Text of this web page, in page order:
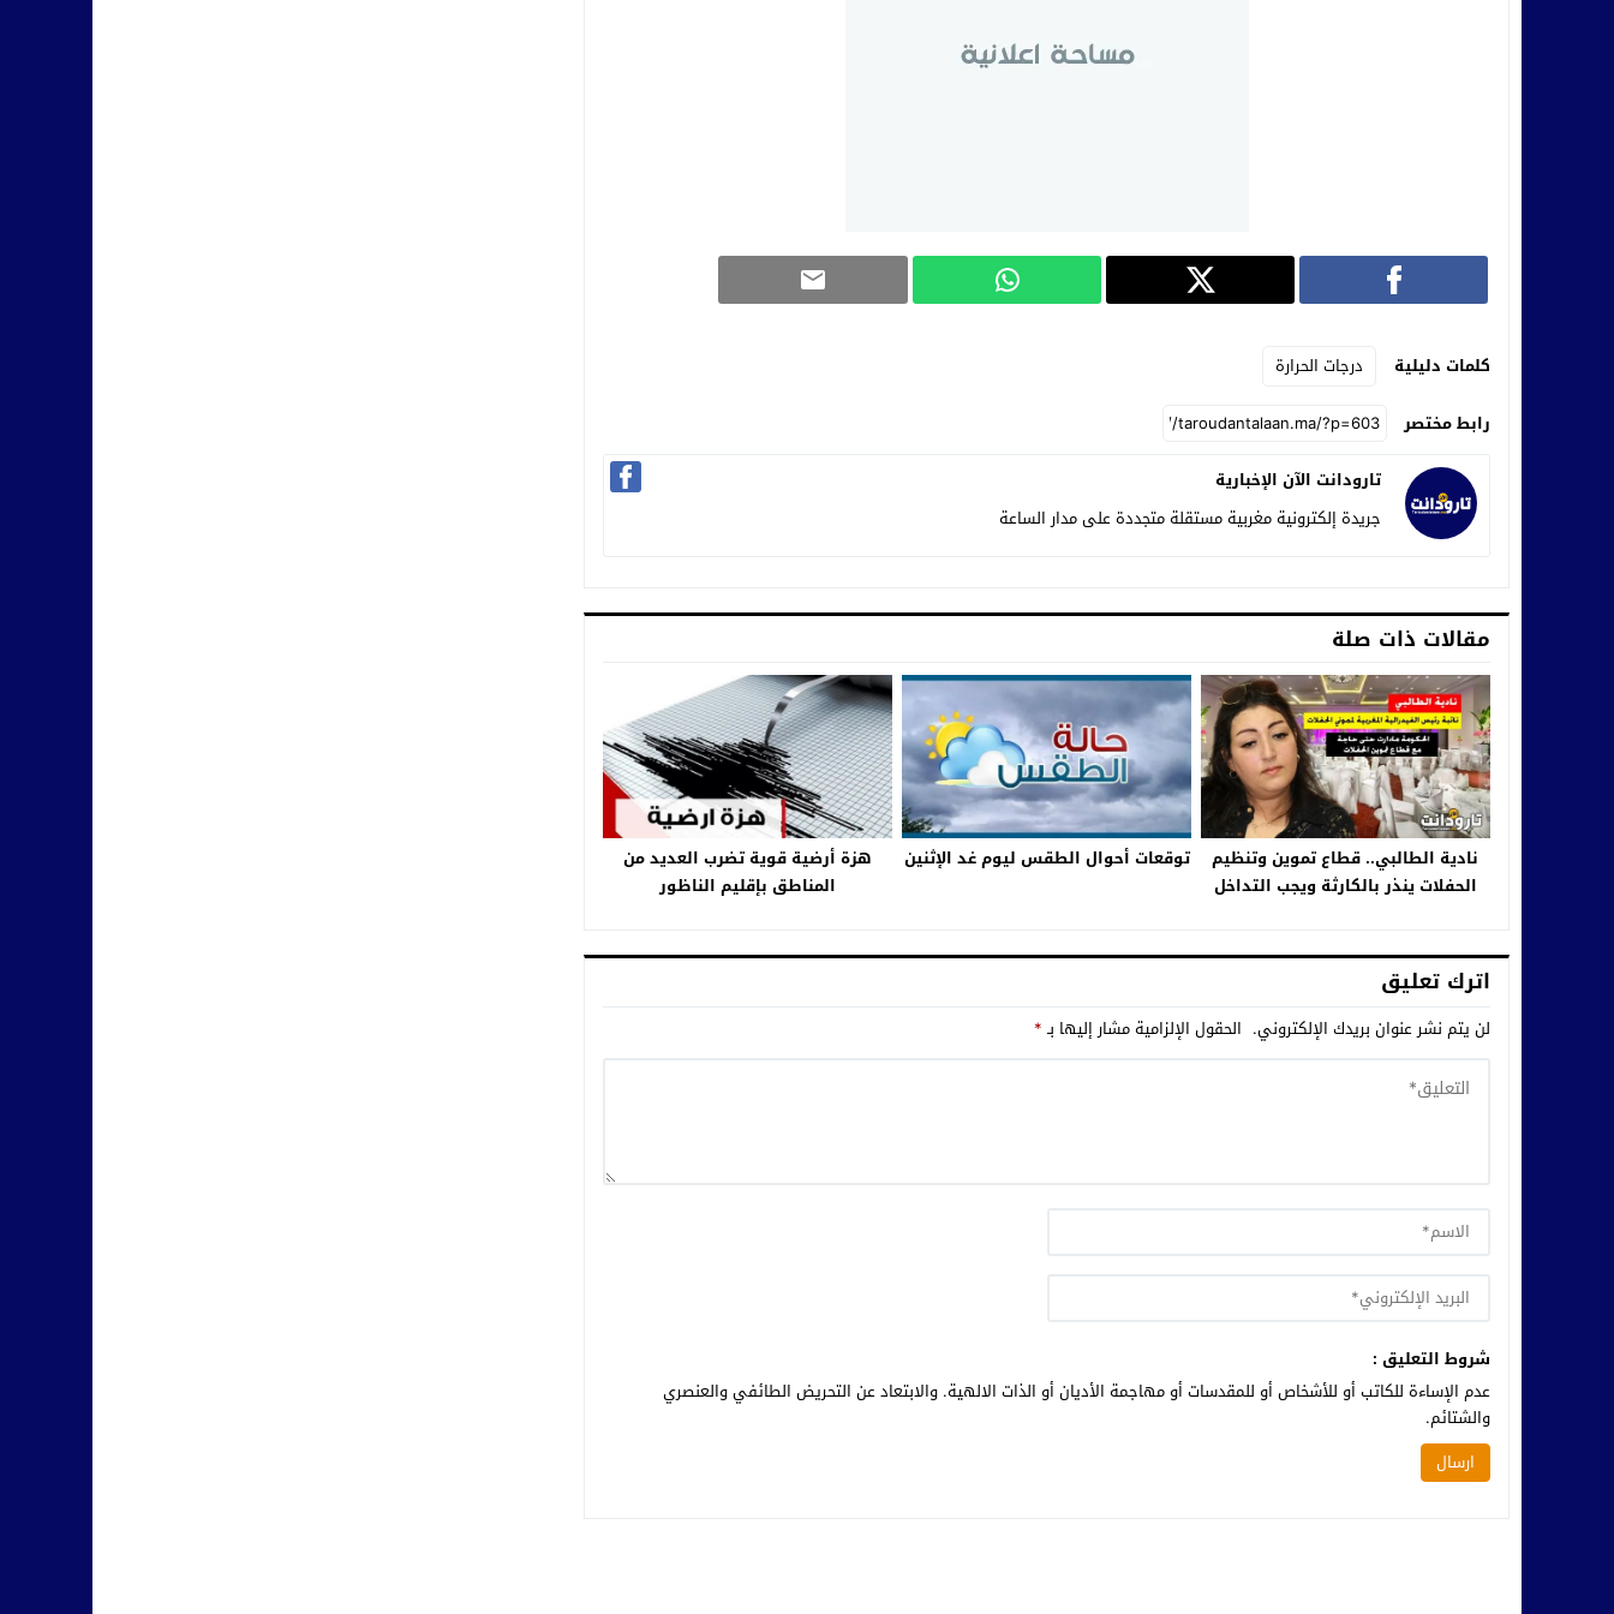
كلمات دليلية
درجات الحرارة
رابط مختصر
تارودانت الآن الإخبارية
جريدة إلكترونية مغربية مستقلة متجددة على مدار الساعة
مقالات ذات صلة
نادية الطالبي.. قطاع تموين وتنظيم
الحفلات ينذر بالكارثة ويجب التداخل
توقعات أحوال الطقس ليوم غد الإثنين
هزة أرضية قوية تضرب العديد من
المناطق بإقليم الناظور
اترك تعليق
لن يتم نشر عنوان بريدك الإلكتروني. الحقول الإلزامية مشار إليها بـ*
شروط التعليق :
عدم الإساءة للكاتب أو للأشخاص أو للمقدسات أو مهاجمة الأديان أو الذات الالهية. والابتعاد عن التحريض الطائفي والعنصري
والشتائم.